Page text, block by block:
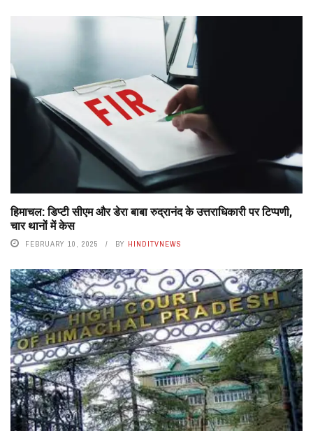
हिमाचल: डिप्टी सीएम और डेरा बाबा रुद्रानंद के उत्तराधिकारी पर टिप्पणी,
चार थानों में केस
FEBRUARY 10, 2025 BY HINDITVNEWS